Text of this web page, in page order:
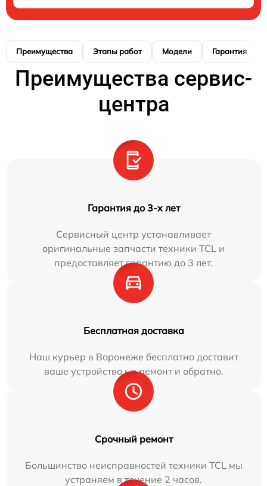
Преимущества Этапы работ Модели Гарантия
Преимущества сервис-
центра
Гарантия до 3-х лет
Сервисный центр устанавливает
оригинальные запчасти техники TCL и
предоставляет гарантию до 3 лет.
Бесплатная доставка
Наш курьер в Воронеже бесплатно доставит
ваше устройство на ремонт и обратно.
Срочный ремонт
Большинство неисправностей техники TCL мы
устраняем в течение 2 часов.